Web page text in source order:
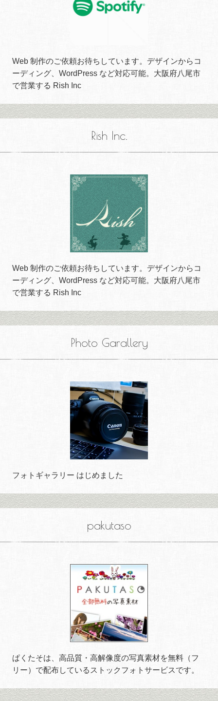
Web 制作のご依頼お待ちしています。デザインからコ
ーディング、WordPress など対応可能。大阪府八尾市
で営業する Rish Inc
Rish Inc.
Web 制作のご依頼お待ちしています。デザインからコ
ーディング、WordPress など対応可能。大阪府八尾市
で営業する Rish Inc
Photo Garallery
フォトギャラリー はじめました
pakutaso
ぱくたそは、高品質・高解像度の写真素材を無料（フ
リー）で配布しているストックフォトサービスです。